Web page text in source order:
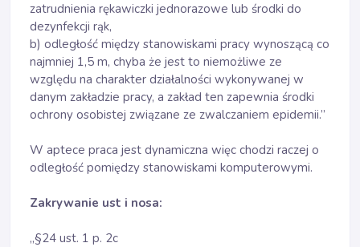
zatrudnienia rękawiczki jednorazowe lub środki do
dezynfekcji rąk,
b) odległość między stanowiskami pracy wynoszącą co
najmniej 1,5 m, chyba że jest to niemożliwe ze
względu na charakter działalności wykonywanej w
danym zakładzie pracy, a zakład ten zapewnia środki
ochrony osobistej związane ze zwalczaniem epidemii.”
W aptece praca jest dynamiczna więc chodzi raczej o
odległość pomiędzy stanowiskami komputerowymi.
Zakrywanie ust i nosa:
„§24 ust. 1 p. 2c